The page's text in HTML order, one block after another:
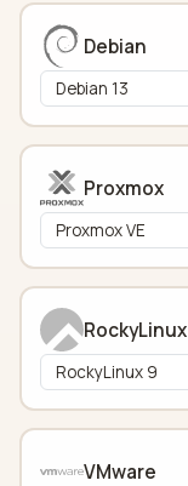
Debian
Proxmox
RockyLinux
VMware